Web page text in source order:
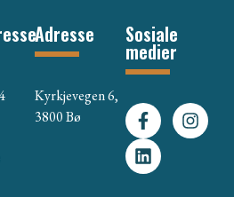
Adresse
Kyrkjevegen 6,
3800 Bø
Sosiale
medier